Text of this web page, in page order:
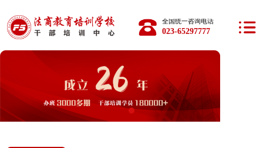
全国统一咨询电话：
023-65297777